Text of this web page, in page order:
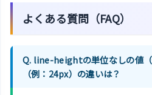
よくある質問（FAQ）
Q. line-heightの単位なしの値（
（例：24px）の違いは？